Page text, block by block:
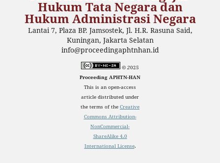
Hukum Tata Negara dan
Hukum Administrasi Negara
Lantai 7, Plaza BP. Jamsostek, Jl. H.R. Rasuna Said,
Kuningan, Jakarta Selatan
info@proceedingaphtnhan.id
© 2025
Proceeding APHTN-HAN
This is an open-access
article distributed under
the terms of the Creative
Commons Attribution-
NonCommercial-
ShareAlike 4.0
International License.